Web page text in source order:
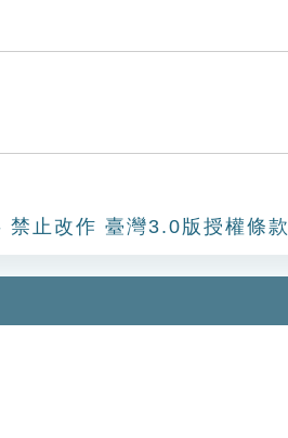
禁止改作 臺灣3.0版授權條款